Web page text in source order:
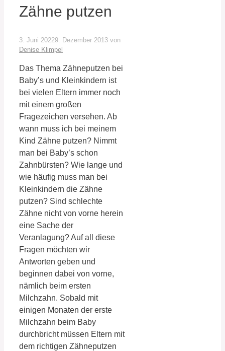
Zähne putzen
3. Juni 20229. Dezember 2013 von
Denise Klimpel
Das Thema Zähneputzen bei
Baby’s und Kleinkindern ist
bei vielen Eltern immer noch
mit einem großen
Fragezeichen versehen. Ab
wann muss ich bei meinem
Kind Zähne putzen? Nimmt
man bei Baby’s schon
Zahnbürsten? Wie lange und
wie häufig muss man bei
Kleinkindern die Zähne
putzen? Sind schlechte
Zähne nicht von vorne herein
eine Sache der
Veranlagung? Auf all diese
Fragen möchten wir
Antworten geben und
beginnen dabei von vorne,
nämlich beim ersten
Milchzahn. Sobald mit
einigen Monaten der erste
Milchzahn beim Baby
durchbricht müssen Eltern mit
dem richtigen Zähneputzen